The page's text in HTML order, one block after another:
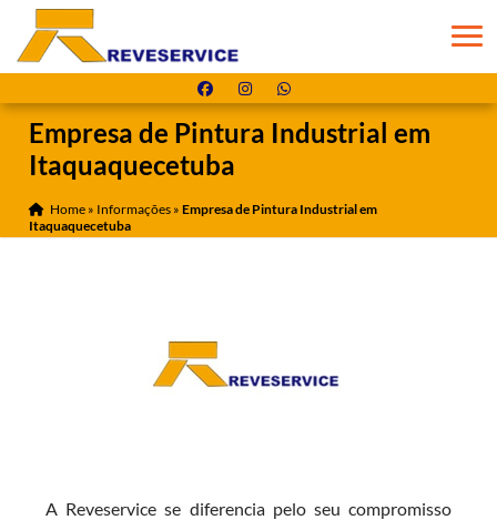
Empresa de Pintura Industrial em
Itaquaquecetuba
Home » Informações »Empresa de Pintura Industrial em
Itaquaquecetuba
A Reveservice se diferencia pelo seu compromisso